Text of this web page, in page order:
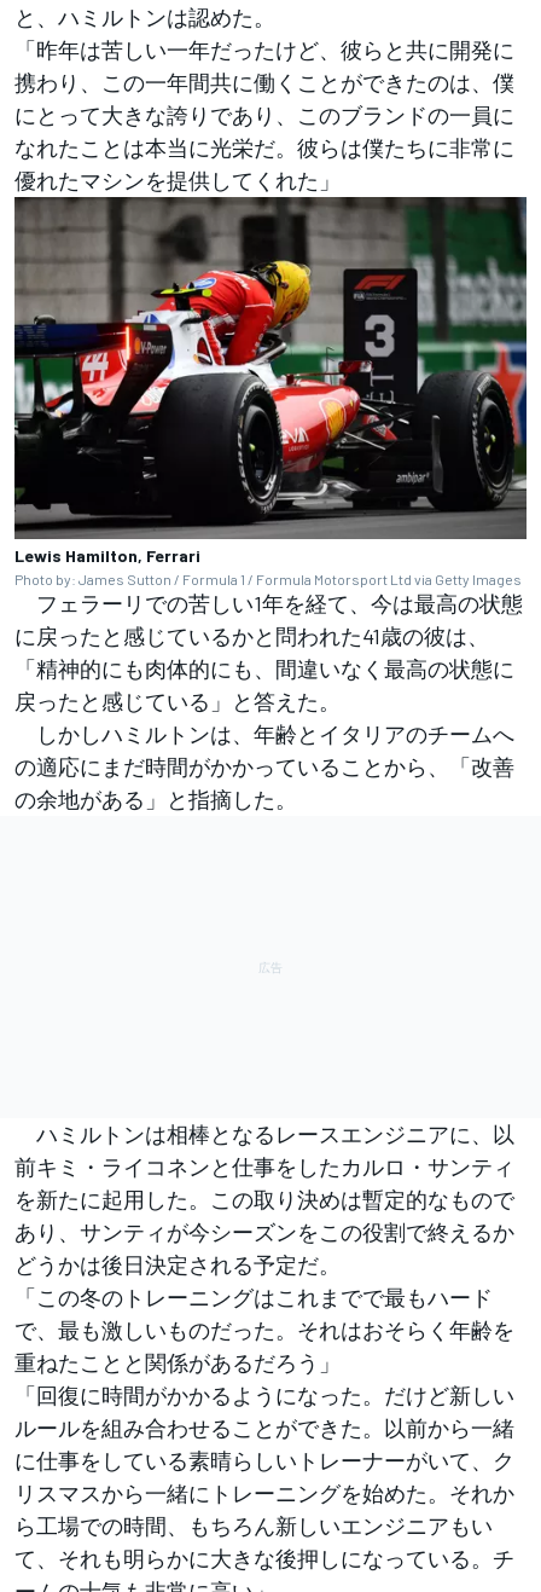
と、ハミルトンは認めた。
「昨年は苦しい一年だったけど、彼らと共に開発に
携わり、この一年間共に働くことができたのは、僕
にとって大きな誇りであり、このブランドの一員に
なれたことは本当に光栄だ。彼らは僕たちに非常に
優れたマシンを提供してくれた」
Lewis Hamilton, Ferrari
Photo by: James Sutton / Formula 1 / Formula Motorsport Ltd via Getty Images
フェラーリでの苦しい1年を経て、今は最高の状態
に戻ったと感じているかと問われた41歳の彼は、
「精神的にも肉体的にも、間違いなく最高の状態に
戻ったと感じている」と答えた。
しかしハミルトンは、年齢とイタリアのチームへ
の適応にまだ時間がかかっていることから、「改善
の余地がある」と指摘した。
ハミルトンは相棒となるレースエンジニアに、以
前キミ・ライコネンと仕事をしたカルロ・サンティ
を新たに起用した。この取り決めは暫定的なもので
あり、サンティが今シーズンをこの役割で終えるか
どうかは後日決定される予定だ。
「この冬のトレーニングはこれまでで最もハード
で、最も激しいものだった。それはおそらく年齢を
重ねたことと関係があるだろう」
「回復に時間がかかるようになった。だけど新しい
ルールを組み合わせることができた。以前から一緒
に仕事をしている素晴らしいトレーナーがいて、ク
リスマスから一緒にトレーニングを始めた。それか
ら工場での時間、もちろん新しいエンジニアもい
て、それも明らかに大きな後押しになっている。チ